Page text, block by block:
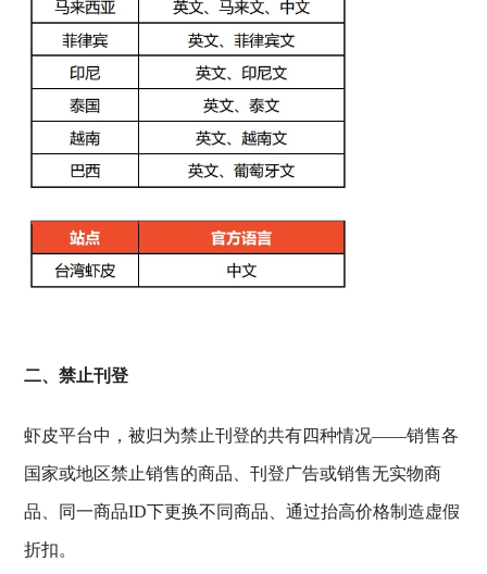
二、禁止刊登
虾皮平台中，被归为禁止刊登的共有四种情况——销售各
国家或地区禁止销售的商品、刊登广告或销售无实物商
品、同一商品ID下更换不同商品、通过抬高价格制造虚假
折扣。